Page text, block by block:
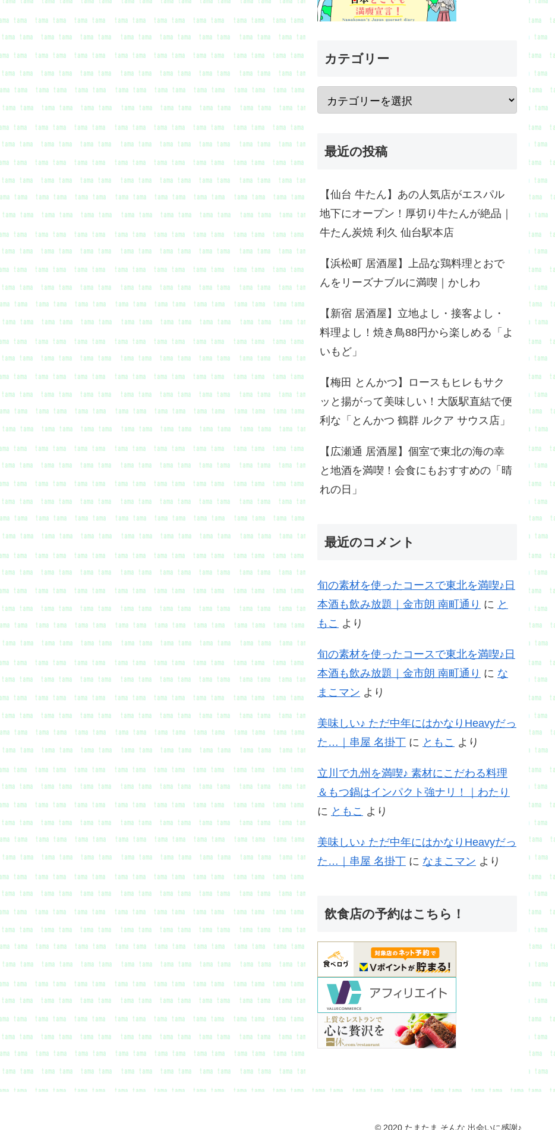
カテゴリー
最近の投稿
【仙台 牛たん】あの人気店がエスパル
地下にオープン！厚切り牛たんが絶品｜
牛たん炭焼 利久 仙台駅本店
【浜松町 居酒屋】上品な鶏料理とおで
んをリーズナブルに満喫｜かしわ
【新宿 居酒屋】立地よし・接客よし・
料理よし！焼き鳥88円から楽しめる「よ
いもど」
【梅田 とんかつ】ロースもヒレもサク
ッと揚がって美味しい！大阪駅直結で便
利な「とんかつ 鶴群 ルクア サウス店」
【広瀬通 居酒屋】個室で東北の海の幸
と地酒を満喫！会食にもおすすめの「晴
れの日」
最近のコメント
旬の素材を使ったコースで東北を満喫♪日
本酒も飲み放題｜金市朗 南町通り に と
もこ より
旬の素材を使ったコースで東北を満喫♪日
本酒も飲み放題｜金市朗 南町通り に な
まこマン より
美味しい♪ ただ中年にはかなりHeavyだっ
た…｜串屋 名掛丁 に ともこ より
立川で九州を満喫♪ 素材にこだわる料理
＆もつ鍋はインパクト強ナリ！｜わたり
に ともこ より
美味しい♪ ただ中年にはかなりHeavyだっ
た…｜串屋 名掛丁 に なまこマン より
飲食店の予約はこちら！
© 2020 たまたま そんな 出会いに感謝♪.